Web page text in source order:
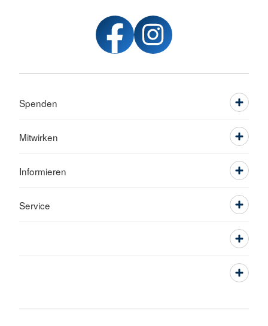
Spenden
Mitwirken
Informieren
Service